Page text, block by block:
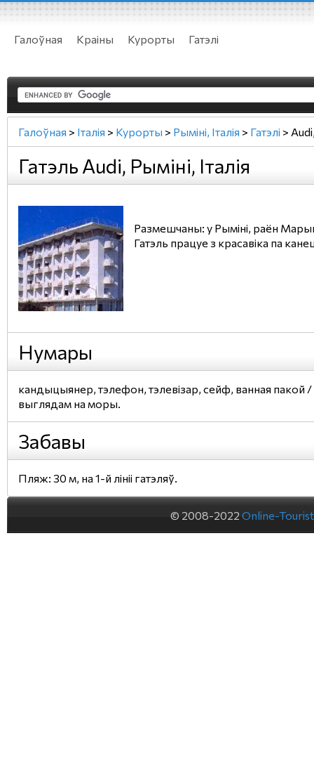
Галоўная Краіны Курорты Гатэлі
Галоўная > Італія > Курорты > Рыміні, Італія > Гатэлі >
Гатэль Audi, Рыміні, Італія
Размешчаны: у Рыміні, раён
Гатэль працуе з красавіка па
Нумары
кандыцыянер, тэлефон, тэлевізар, сейф, ванная пакой
выглядам на моры.
Забавы
Пляж: 30 м, на 1-й лініі гатэляў.
© 2008-2022 Online-